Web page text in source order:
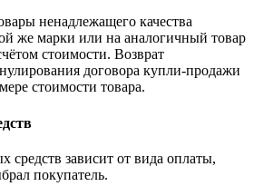
ненадлежащего качества
же марки или на аналогичный товар
стоимости. Возврат
договора купли-продажи
стоимости товара.
средств зависит от вида оплаты,
покупатель.